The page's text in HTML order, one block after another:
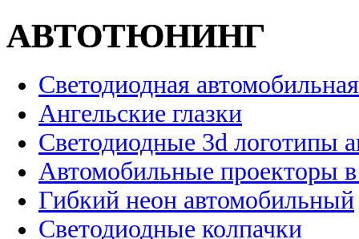
АВТОТЮНИНГ
Светодиодная
Ангельские глазки
Светодиодные 3d логотипы
Автомобильные проекторы
Гибкий неон автомобильный
Светодиодные колпачки